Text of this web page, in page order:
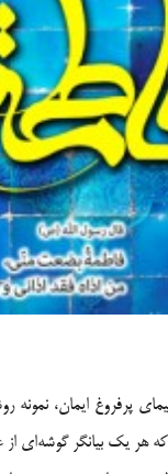
پرفروغ ايمان،
كه هر يك بيانگر